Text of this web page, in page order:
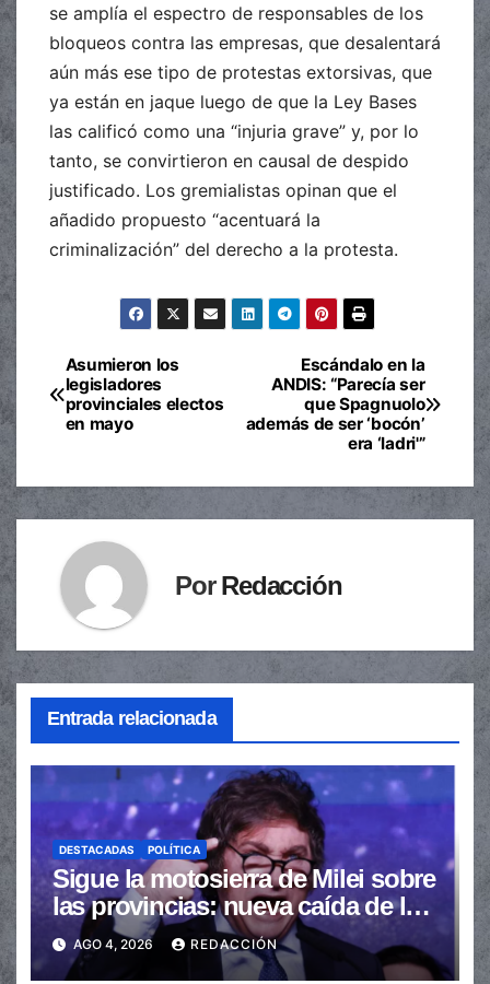
se amplía el espectro de responsables de los
bloqueos contra las empresas, que desalentará
aún más ese tipo de protestas extorsivas, que
ya están en jaque luego de que la Ley Bases
las calificó como una “injuria grave” y, por lo
tanto, se convirtieron en causal de despido
justificado. Los gremialistas opinan que el
añadido propuesto “acentuará la
criminalización” del derecho a la protesta.
Navegación
de
Escándalo en la
ANDIS: “Parecía ser
que Spagnuolo
además de ser ‘bocón’
era ‘ladri'”
Asumieron los
legisladores
provinciales electos
en mayo
PorRedacción
Entrada relacionada
DESTACADAS POLÍTICA
Sigue la motosierra de Milei sobre
las provincias: nueva caída de las
transferencias no automáticas
AGO 4, 2026 REDACCIÓN